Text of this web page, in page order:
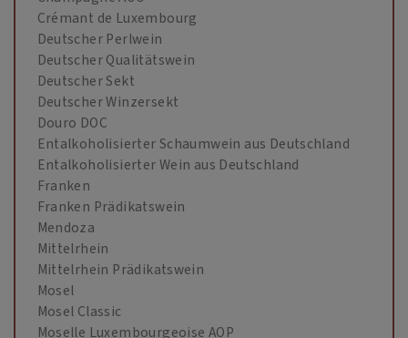
Crémant de Luxembourg
Deutscher Perlwein
Deutscher Qualitätswein
Deutscher Sekt
Deutscher Winzersekt
Douro DOC
Entalkoholisierter Schaumwein aus Deutschland
Entalkoholisierter Wein aus Deutschland
Franken
Franken Prädikatswein
Mendoza
Mittelrhein
Mittelrhein Prädikatswein
Mosel
Mosel Classic
Moselle Luxembourgeoise AOP